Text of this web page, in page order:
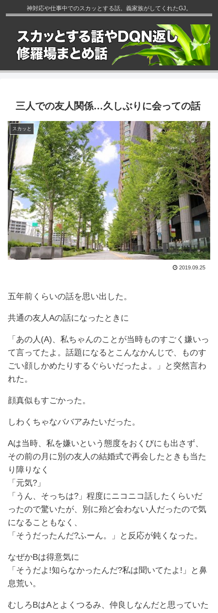
神対応や仕事中でのスカッとする話。義家族がしてくれたGJ。
三人での友人関係…久しぶりに会っての話
スカッと
2019.09.25
五年前くらいの話を思い出した。
共通の友人Aの話になったときに
「あの人(A)、私ちゃんのことが当時ものすごく嫌いっ
て言ってたよ。話題になるとこんなかんじで、ものす
ごい顔しかめたりするぐらいだったよ。」と突然言わ
れた。
顔真似もすごかった。
しわくちゃなババアみたいだった。
Aは当時、私を嫌いという態度をおくびにも出さず、
その前の月に別の友人の結婚式で再会したときも当た
り障りなく
「元気?」
「うん、そっちは?」程度にニコニコ話したくらいだ
ったので驚いたが、別に殆ど会わない人だったので気
になることもなく、
「そうだったんだ?ふーん。」と反応が鈍くなった。
なぜかBは得意気に
「そうだよ!知らなかったんだ?私は聞いてたよ!」と鼻
息荒い。
むしろBはAとよくつるみ、仲良しなんだと思っていた